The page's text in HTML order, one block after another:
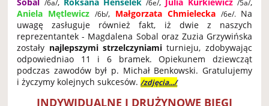
/6a/ /6e/ /5a/
Aniela Mętlewicz/6b/, Małgorzata Chmielecka /6e/. Na
uwagę zasługuje również fakt, iż dwie z naszych
reprezentantek - Magdalena Sobal oraz Zuzia Grzywińska
zostały najlepszymi strzelczyniami turnieju, zdobywając
odpowiedniao 11 i 6 bramek. Opiekunem dziewcząt
podczas zawodów był p. Michał Benkowski. Gratulujemy
i życzymy kolejnych sukcesów./zdjęcia.../
INDYWIDUALNE I DRUŻYNOWE BIEGI